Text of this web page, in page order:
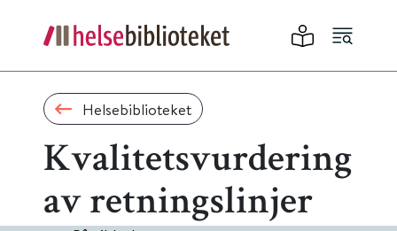
Helsebiblioteket
Kvalitetsvurdering
av retningslinjer